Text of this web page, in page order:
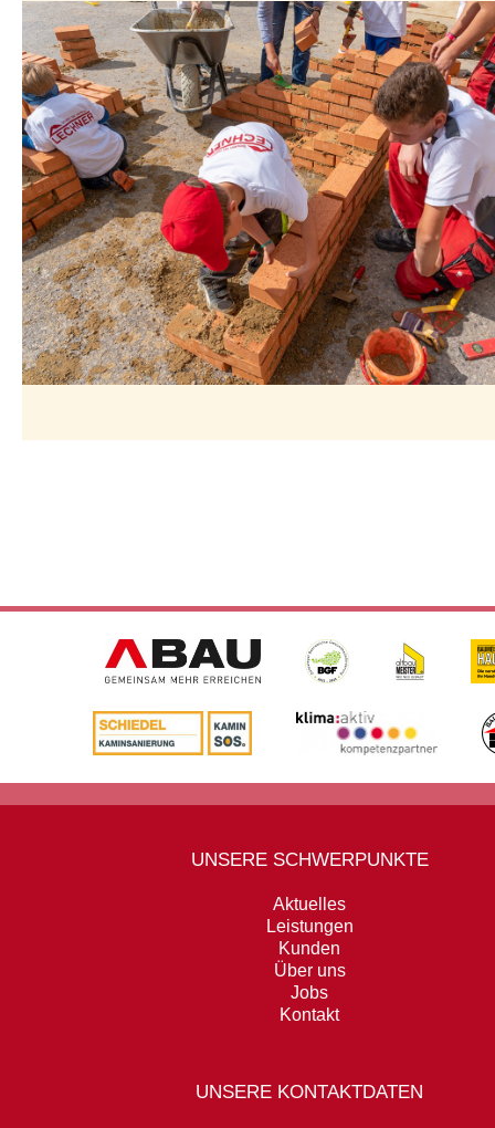
UNSERE SCHWERPUNKTE
Aktuelles
Leistungen
Kunden
Über uns
Jobs
Kontakt
UNSERE KONTAKTDATEN